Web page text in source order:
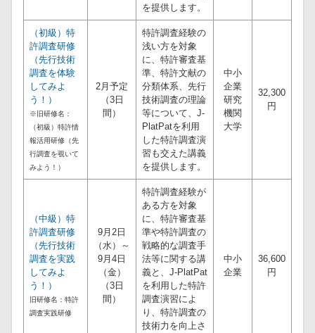
を提供します。
（初級）特
許調査研修
（先行技術
調査を体験
してみよ
う！）
※旧研修名：
（初級）特許情
報活用研修（先
行調査を覗いて
みよう！）
2月予定
（3日
間）
特許調査経験の
浅い方を対象
に、特許審査基
準、特許文献の
分類体系、先行
技術調査の理論
等について、J-
PlatPatを利用
した特許調査演
習も交えた講義
を提供します。
中小
企業
研究
機関
大学
32,300
円
（中級）特
許調査研修
（先行技術
調査を実践
してみよ
う！）
旧研修名：特許
調査実践研修
9月2日
（水）～
9月4日
（金）
（3日
間）
特許調査経験が
ある方を対象
に、特許審査基
準や特許調査の
戦略的な調査手
法等に関する講
義と、J-PlatPat
を利用した特許
調査演習によ
り、特許調査の
技術力を向上さ
中小
企業
36,600
円